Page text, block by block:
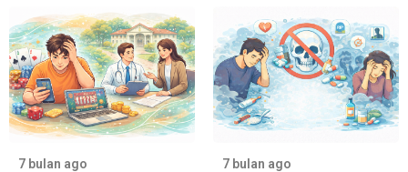
7 bulan ago 7 bulan ago